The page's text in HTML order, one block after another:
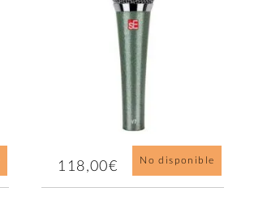
118,00€ No disponible